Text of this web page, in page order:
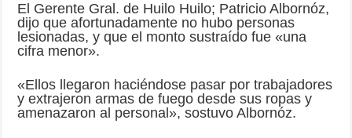
El Gerente Gral. de Huilo Huilo; Patricio Albornóz,
dijo que afortunadamente no hubo personas
lesionadas, y que el monto sustraído fue «una
cifra menor».
«Ellos llegaron haciéndose pasar por trabajadores
y extrajeron armas de fuego desde sus ropas y
amenazaron al personal», sostuvo Albornóz.